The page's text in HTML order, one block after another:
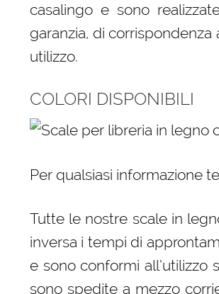
casalingo e sono
garanzia, di
utilizzo.
COLORI DISPONIBILI
Per qualsiasi informazione
Tutte le nostre scale in
inversa i tempi di
e sono conformi
sono spedite a mezzo